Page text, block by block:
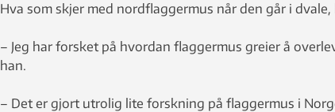
Hva som skjer med nordflaggermus når den går i
– Jeg har forsket på hvordan flaggermus greier å
han.
– Det er gjort utrolig lite forskning på flaggermus i